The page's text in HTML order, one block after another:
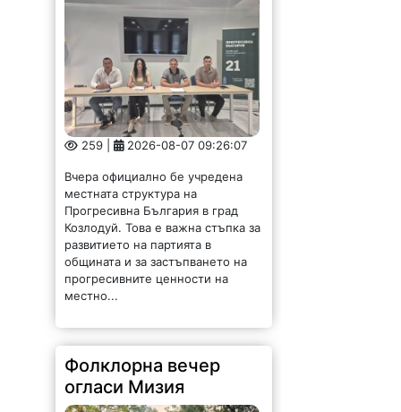
259 | 2026-08-07 09:26:07
Вчера официално бе учредена
местната структура на
Козлодуй. Това е важна стъпка за
развитието на партията в
общината и за застъпването на
прогресивните ценности на
местно...
огласи Мизия